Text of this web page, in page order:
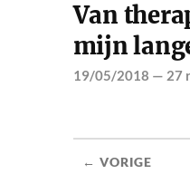
Van
mijn
19/05/2018 — 27
← VORIGE